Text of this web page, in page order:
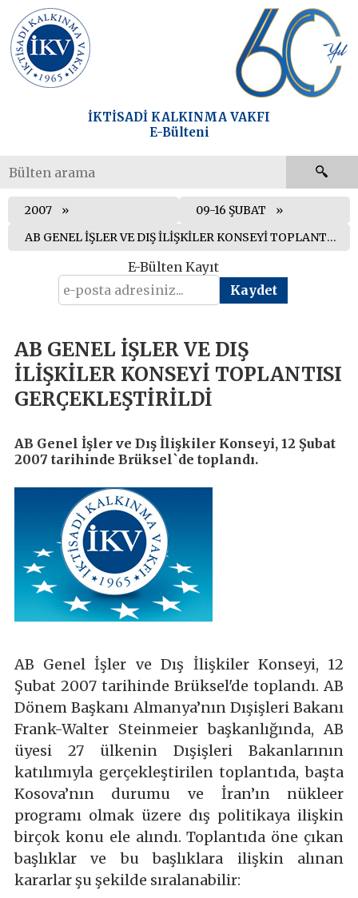
İKTİSADİ KALKINMA VAKFI
E-Bülteni
2007
09-16 ŞUBAT
AB GENEL İŞLER VE DIŞ İLİŞKİLER KONSEYİ TOPLANTISI GERÇEKLEŞTİRİLDİ
E-Bülten Kayıt
AB GENEL İŞLER VE DIŞ
İLİŞKİLER KONSEYİ TOPLANTISI
GERÇEKLEŞTİRİLDİ
AB Genel İşler ve Dış İlişkiler Konseyi, 12 Şubat
2007 tarihinde Brüksel`de toplandı.
AB Genel İşler ve Dış İlişkiler Konseyi, 12
Şubat 2007 tarihinde Brüksel'de toplandı. AB
Dönem Başkanı Almanya’nın Dışişleri Bakanı
Frank-Walter Steinmeier başkanlığında, AB
üyesi 27 ülkenin Dışişleri Bakanlarının
katılımıyla gerçekleştirilen toplantıda, başta
Kosova’nın durumu ve İran’ın nükleer
programı olmak üzere dış politikaya ilişkin
birçok konu ele alındı. Toplantıda öne çıkan
başlıklar ve bu başlıklara ilişkin alınan
kararlar şu şekilde sıralanabilir: